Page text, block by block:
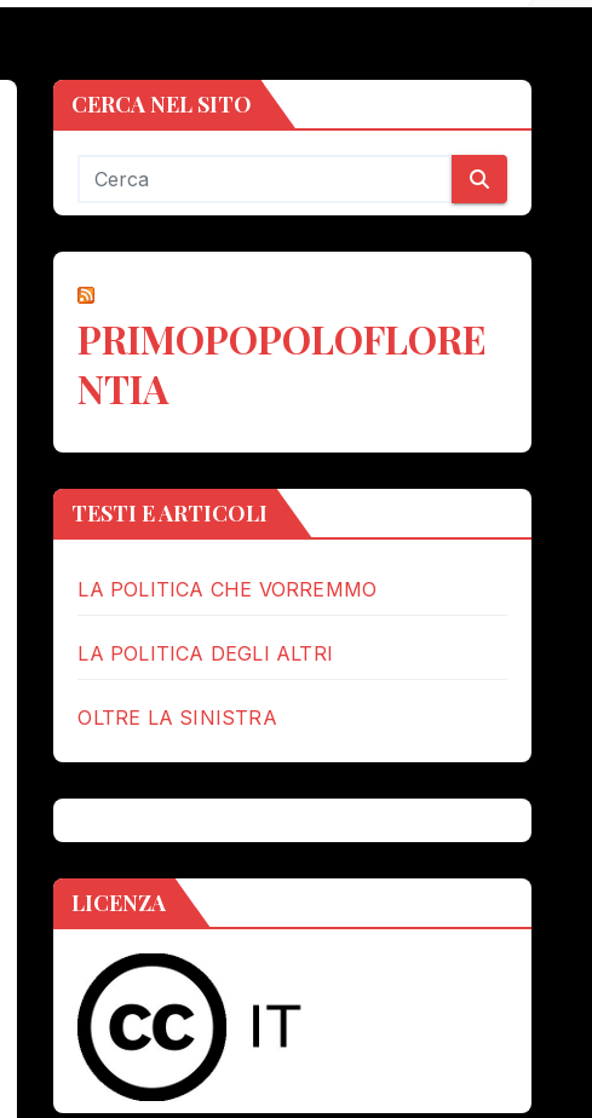
CERCA NEL SITO
PRIMOPOPOLOFLORE
NTIA
TESTI E ARTICOLI
LA POLITICA CHE VORREMMO
LA POLITICA DEGLI ALTRI
OLTRE LA SINISTRA
LICENZA